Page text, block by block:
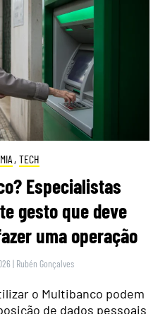
, TECH
Especialistas
gesto que deve
uma operação
| Rubén Gonçalves
o Multibanco podem
de dados pessoais